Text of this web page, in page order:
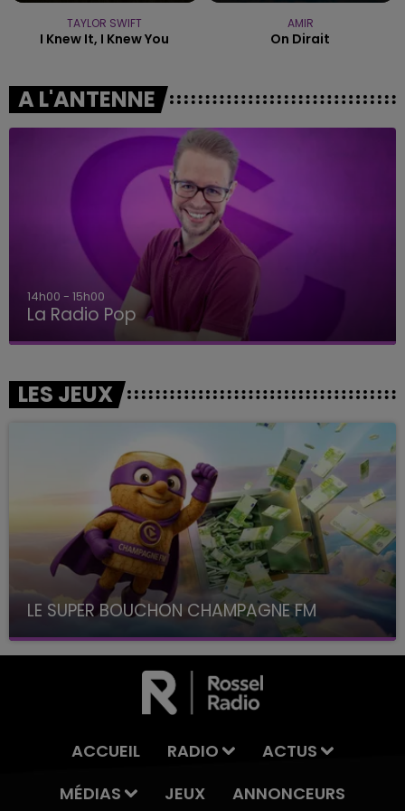
TAYLOR SWIFT
I Knew It, I Knew You
AMIR
On Dirait
A L'ANTENNE
14h00 - 15h00
La Radio Pop
LES JEUX
LE SUPER BOUCHON CHAMPAGNE FM
avec La Famille Champagne FM, à 8H10
ACCUEIL RADIO
ACTUS
MÉDIAS
JEUX ANNONCEURS